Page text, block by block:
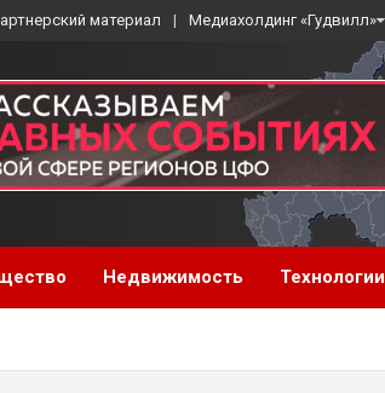
материал Медиахолдинг «Гудвилл»
Недвижимость Технологии